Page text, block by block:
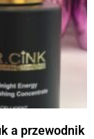
a przewodnik